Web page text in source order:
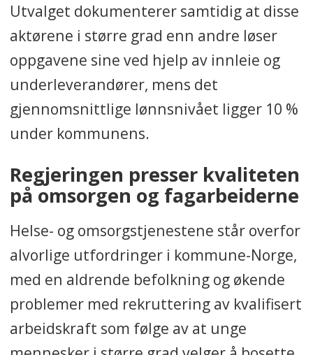
Utvalget dokumenterer samtidig at disse
aktørene i større grad enn andre løser
oppgavene sine ved hjelp av innleie og
underleverandører, mens det
gjennomsnittlige lønnsnivået ligger 10 %
under kommunens.
Regjeringen presser kvaliteten
på omsorgen og fagarbeiderne
Helse- og omsorgstjenestene står overfor
alvorlige utfordringer i kommune-Norge,
med en aldrende befolkning og økende
problemer med rekruttering av kvalifisert
arbeidskraft som følge av at unge